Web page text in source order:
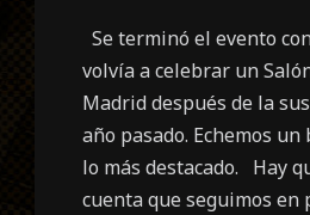
Se terminó el evento
volvía a celebrar un
Madrid después de la
año pasado. Echemos
lo más destacado. Hay
cuenta que seguimos en